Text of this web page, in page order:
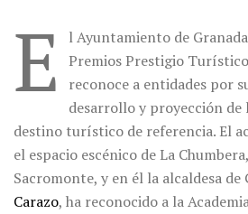
E
l Ayuntamiento de
Premios Prestigio
reconoce a entidades por
desarrollo y proyección de
destino turístico de referencia. El
el espacio escénico de La
Sacromonte, y en él la alcaldesa de
Carazo, ha reconocido a la